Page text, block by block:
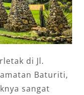
di Jl.
Baturiti,
sangat